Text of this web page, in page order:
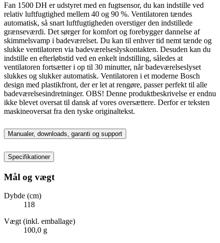
Fan 1500 DH er udstyret med en fugtsensor, du kan indstille ved
relativ luftfugtighed mellem 40 og 90 %. Ventilatoren tændes
automatisk, så snart luftfugtigheden overstiger den indstillede
grænseværdi. Det sørger for komfort og forebygger dannelse af
skimmelsvamp i badeværelset. Du kan til enhver tid nemt tænde og
slukke ventilatoren via badeværelseslyskontakten. Desuden kan du
indstille en efterløbstid ved en enkelt indstilling, således at
ventilatoren fortsætter i op til 30 minutter, når badeværelseslyset
slukkes og slukker automatisk. Ventilatoren i et moderne Bosch
design med plastikfront, der er let at rengøre, passer perfekt til alle
badeværelsesindretninger. OBS! Denne produktbeskrivelse er endnu
ikke blevet oversat til dansk af vores oversættere. Derfor er teksten
maskineoversat fra den tyske originaltekst.
Manualer, downloads, garanti og support
Specifikationer
Mål og vægt
Dybde (cm)
118
Vægt (inkl. emballage)
100,0 g